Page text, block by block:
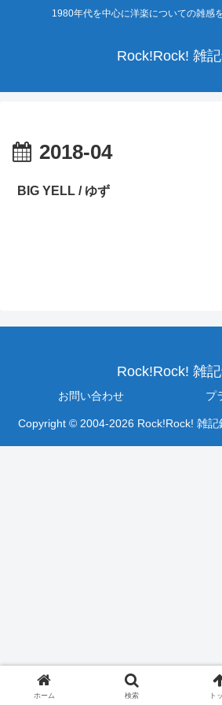
1980年代を中心に洋楽についての雑感
Rock!Rock! 雑
2018-04
BIG YELL / ゆず
Rock!Rock! 雑
お問い合わせ プ
Copyright © 2004-2026 Rock!Rock! 雑記
ホーム 検索 ト